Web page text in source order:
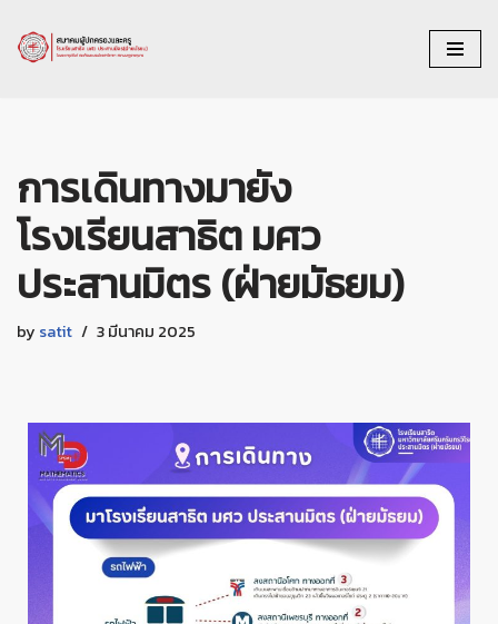
Skip
การเดินทางมายัง
โรงเรียนสาธิต มศว
ประสานมิตร (ฝ่ายมัธยม)
by satit 3 มีนาคม 2025